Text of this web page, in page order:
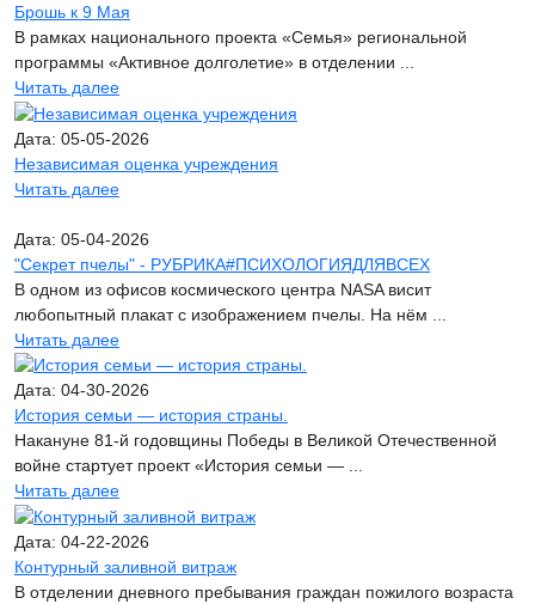
Брошь к 9 Мая
В рамках национального проекта «Семья» региональной
программы «Активное долголетие» в отделении ...
Читать далее
Дата: 05-05-2026
Независимая оценка учреждения
Читать далее
Дата: 05-04-2026
"Секрет пчелы" - РУБРИКА#ПСИХОЛОГИЯДЛЯВСЕХ
В одном из офисов космического центра NASA висит
любопытный плакат с изображением пчелы. На нём ...
Читать далее
Дата: 04-30-2026
История семьи — история страны.
Накануне 81-й годовщины Победы в Великой Отечественной
войне стартует проект «История семьи — ...
Читать далее
Дата: 04-22-2026
Контурный заливной витраж
В отделении дневного пребывания граждан пожилого возраста